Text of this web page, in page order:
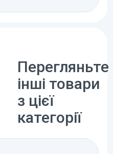
Перегляньте
інші товари
з цієї
категорії